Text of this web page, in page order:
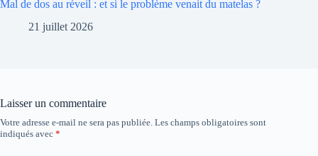
Mal de dos au réveil : et si le problème venait du matelas ?
21 juillet 2026
Laisser un commentaire
Votre adresse e-mail ne sera pas publiée. Les champs obligatoires sont
indiqués avec *